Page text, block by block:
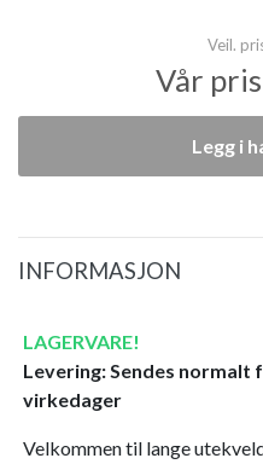
Veil.
Vår
Legg i
INFORMASJON
LAGERVARE!
Levering: Sendes normalt
virkedager
Velkommen til lange